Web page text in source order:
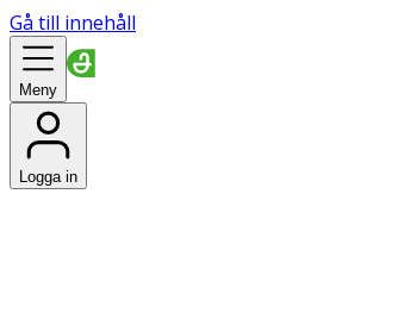
Gå till innehåll
Meny
Logga in